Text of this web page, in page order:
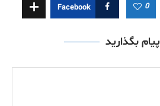
0
Facebook
پیام بگذارید